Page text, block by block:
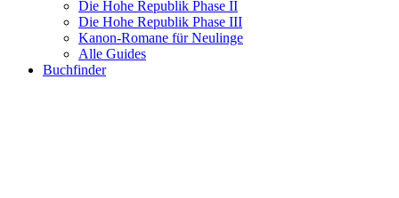
Die Hohe Republik Phase II
Die Hohe Republik Phase III
Kanon-Romane für Neulinge
Alle Guides
Buchfinder